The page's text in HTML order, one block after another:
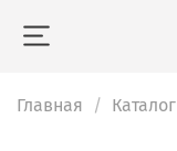
Главная Каталог